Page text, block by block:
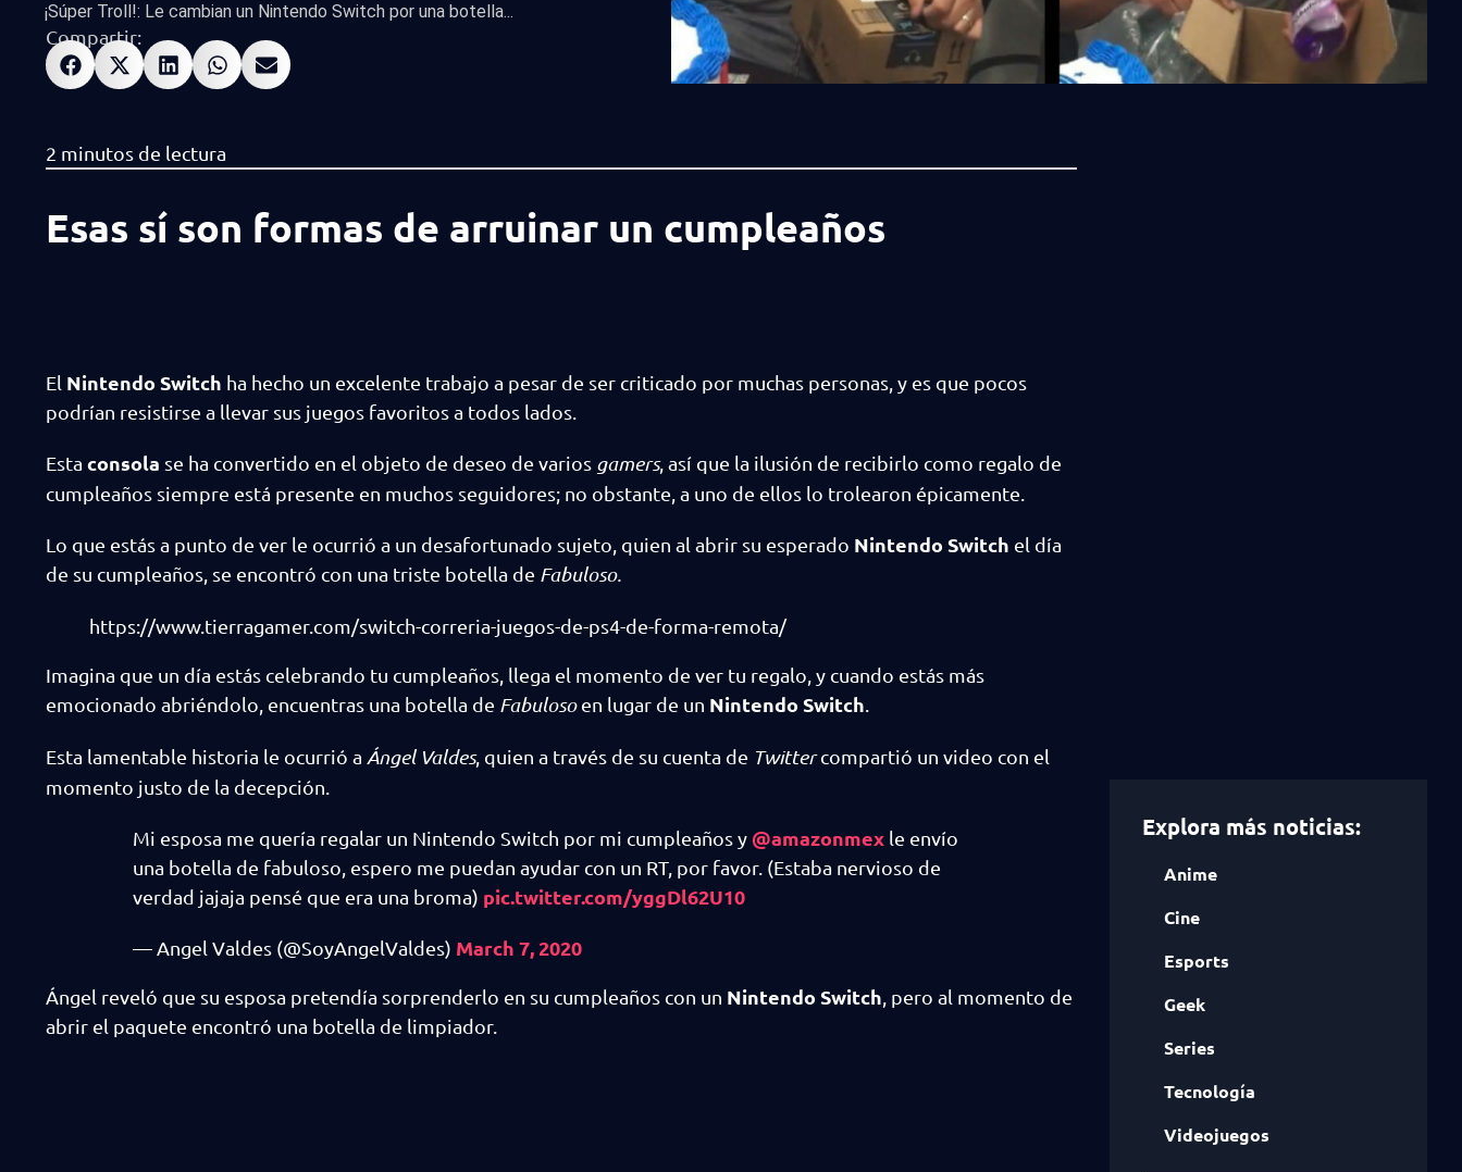
¡Súper Troll!: Le cambian un Nintendo Switch por una botella...
Compartir:
Esas sí son formas de arruinar un cumpleaños
El Nintendo Switch ha hecho un excelente trabajo a pesar de ser criticado por muchas personas, y es que pocos
podrían resistirse a llevar sus juegos favoritos a todos lados.
Esta consola se ha convertido en el objeto de deseo de varios gamers, así que la ilusión de recibirlo como regalo de
cumpleaños siempre está presente en muchos seguidores; no obstante, a uno de ellos lo trolearon épicamente.
Lo que estás a punto de ver le ocurrió a un desafortunado sujeto, quien al abrir su esperado Nintendo Switch el día
de su cumpleaños, se encontró con una triste botella de Fabuloso.
https://www.tierragamer.com/switch-correria-juegos-de-ps4-de-forma-remota/
Imagina que un día estás celebrando tu cumpleaños, llega el momento de ver tu regalo, y cuando estás más
emocionado abriéndolo, encuentras una botella de Fabulosoen lugar de un Nintendo Switch
Esta lamentable historia le ocurrió a Ángel Valdes, quien a través de su cuenta de Twittercompartió un video con el
momento justo de la decepción.
Mi esposa me quería regalar un Nintendo Switch por mi cumpleaños y @amazonmex le envío
una botella de fabuloso, espero me puedan ayudar con un RT, por favor. (Estaba nervioso de
verdad jajaja pensé que era una broma) pic.twitter.com/yggDl62U10
— Angel Valdes (@SoyAngelValdes) March 7, 2020
Ángel reveló que su esposa pretendía sorprenderlo en su cumpleaños con un Nintendo Switch , pero al momento de
abrir el paquete encontró una botella de limpiador.
Explora más noticias:
Anime
Cine
Esports
Geek
Series
Tecnología
Videojuegos